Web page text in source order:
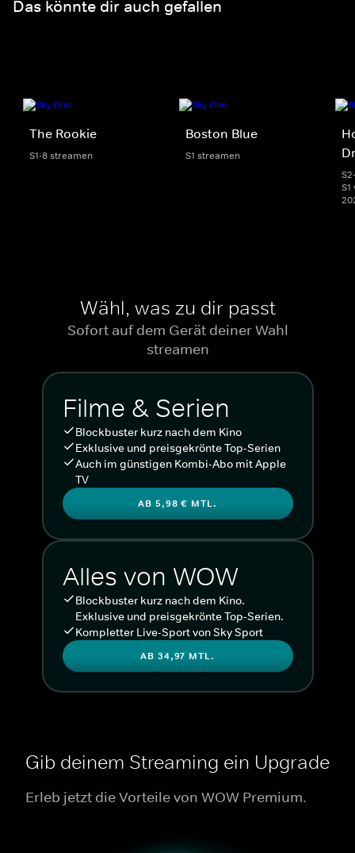
Das könnte dir auch gefallen
The Rookie
S1-8 streamen
Boston Blue
S1 streamen
Wähl, was zu dir passt
Sofort auf dem Gerät deiner Wahl
streamen
Filme & Serien
Blockbuster kurz nach dem Kino
Exklusive und preisgekrönte Top-Serien
Auch im günstigen Kombi-Abo mit Apple
TV
AB 5,98 € MTL.
Alles von WOW
Blockbuster kurz nach dem Kino.
Exklusive und preisgekrönte Top-Serien.
Kompletter Live-Sport von Sky Sport
AB 34,97 MTL.
Gib deinem Streaming ein Upgrade
Erleb jetzt die Vorteile von WOW Premium.